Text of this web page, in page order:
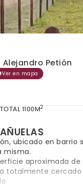
Petión
Ver en mapa
1100M2
ubicado en
misma.
aproximada
totalmente